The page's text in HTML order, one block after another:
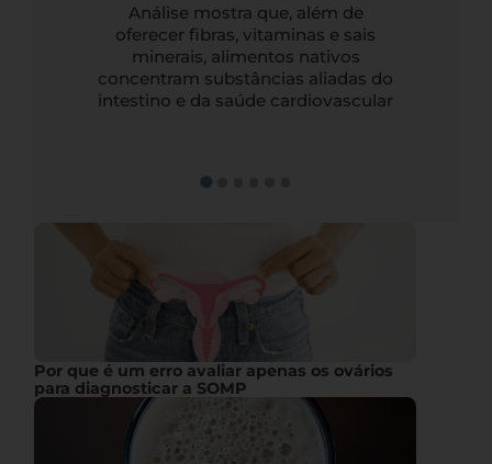
Análise mostra que, além de
oferecer fibras, vitaminas e sais
minerais, alimentos nativos
concentram substâncias aliadas do
intestino e da saúde cardiovascular
Por que é um erro avaliar apenas os ovários
para diagnosticar a SOMP